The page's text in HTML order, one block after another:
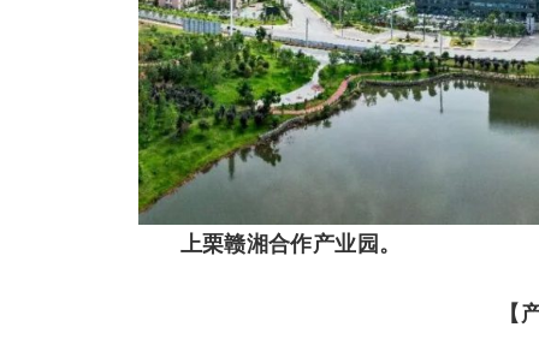
上栗赣湘合作产业园。
【